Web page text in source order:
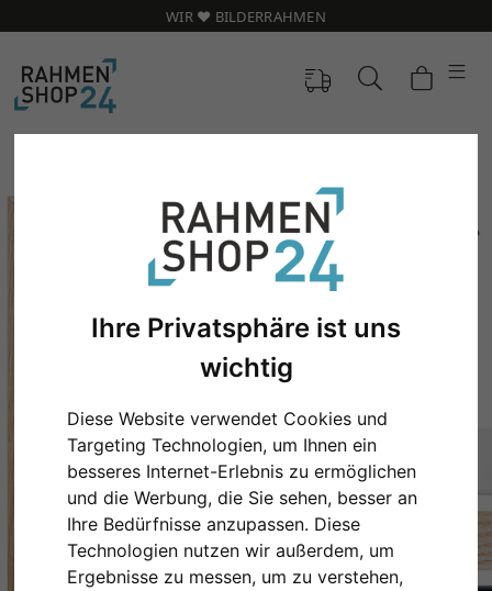
Ihre Privatsphäre ist uns
wichtig
Diese Website verwendet Cookies und
Targeting Technologien, um Ihnen ein
besseres Internet-Erlebnis zu ermöglichen
und die Werbung, die Sie sehen, besser an
Ihre Bedürfnisse anzupassen. Diese
Technologien nutzen wir außerdem, um
Ergebnisse zu messen, um zu verstehen,
WIR ❤️ BILDERRAHMEN
Zurück